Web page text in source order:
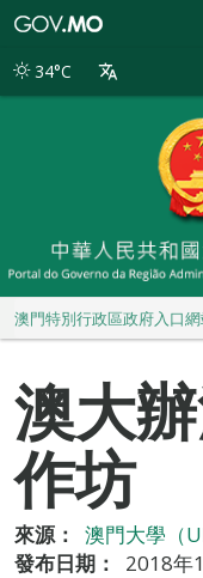
別
34°C
澳門特別行政區政府入口
澳大
作坊
來源：
澳門大學（
發布日期：
2018年